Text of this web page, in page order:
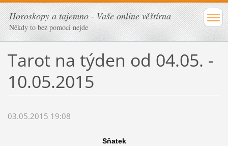
Horoskopy a tajemno - Vaše online věštírna
Někdy to bez pomoci nejde
Tarot na týden od 04.05. -
10.05.2015
03.05.2015 19:08
Sňatek